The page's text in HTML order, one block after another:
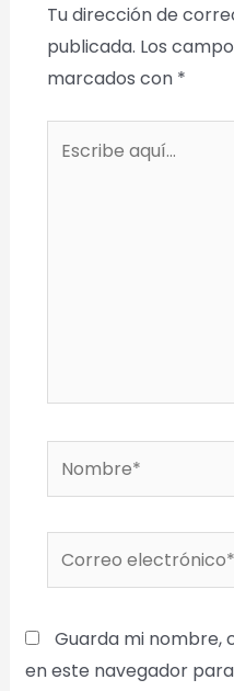
Tu dirección de
publicada. Los
marcados con *
Guarda mi nombre,
en este navegador